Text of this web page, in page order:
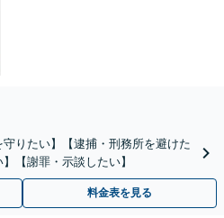
りたい】【逮捕・刑務所を避けた
【謝罪・示談したい】
料金表を見る